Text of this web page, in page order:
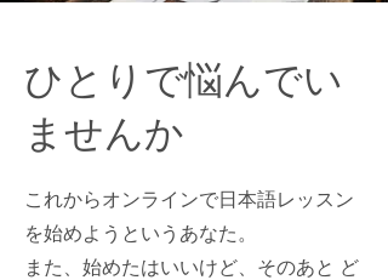
ひとりで​悩んでい
ませんか
これからオンラインで日本語レッスン
を始めようというあなた。
また、始めたはいいけど、そのあと ど